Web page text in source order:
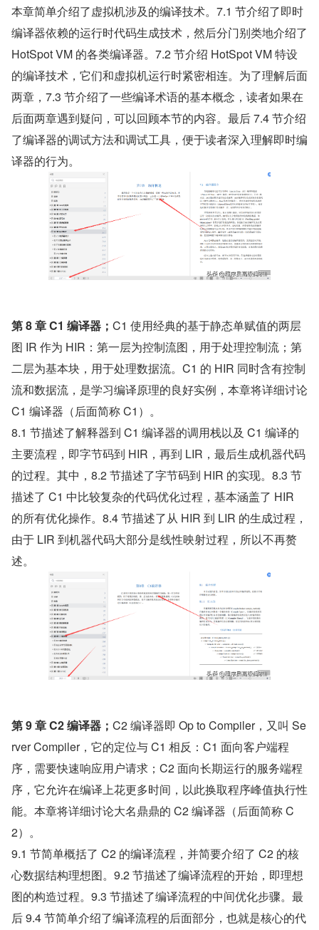
本章简单介绍了虚拟机涉及的编译技术。7.1 节介绍了即时
编译器依赖的运行时代码生成技术，然后分门别类地介绍了
HotSpot VM 的各类编译器。7.2 节介绍 HotSpot VM 特设
的编译技术，它们和虚拟机运行时紧密相连。为了理解后面
两章，7.3 节介绍了一些编译术语的基本概念，读者如果在
后面两章遇到疑问，可以回顾本节的内容。最后 7.4 节介绍
了编译器的调试方法和调试工具，便于读者深入理解即时编
译器的行为。
第 8 章 C1 编译器； C1 使用经典的基于静态单赋值的两层
图 IR 作为 HIR：第一层为控制流图，用于处理控制流；第
二层为基本块，用于处理数据流。C1 的 HIR 同时含有控制
流和数据流，是学习编译原理的良好实例，本章将详细讨论
C1 编译器（后面简称 C1）。
8.1 节描述了解释器到 C1 编译器的调用栈以及 C1 编译的
主要流程，即字节码到 HIR，再到 LIR，最后生成机器代码
的过程。其中，8.2 节描述了字节码到 HIR 的实现。8.3 节
描述了 C1 中比较复杂的代码优化过程，基本涵盖了 HIR
的所有优化操作。8.4 节描述了从 HIR 到 LIR 的生成过程，
由于 LIR 到机器代码大部分是线性映射过程，所以不再赘
述。
第 9 章 C2 编译器； C2 编译器即 Op to Compiler，又叫 Se
rver Compiler，它的定位与 C1 相反：C1 面向客户端程
序，需要快速响应用户请求；C2 面向长期运行的服务端程
序，它允许在编译上花更多时间，以此换取程序峰值执行性
能。本章将详细讨论大名鼎鼎的 C2 编译器（后面简称 C
2）。
9.1 节简单概括了 C2 的编译流程，并简要介绍了 C2 的核
心数据结构理想图。9.2 节描述了编译流程的开始，即理想
图的构造过程。9.3 节描述了编译流程的中间优化步骤。最
后 9.4 节简单介绍了编译流程的后面部分，也就是核心的代